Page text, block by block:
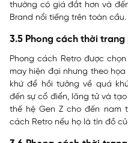
thường có giá đắt hơn và
Brand nổi tiếng trên toàn cầu.
3.5 Phong cách thời trang
Phong cách Retro được
may hiện đại nhưng theo
khứ để hồi tưởng về quá
đến sự cổ điển, lãng tử và
thế hệ Gen Z cho đến nam
cách Retro nếu họ là tín đồ